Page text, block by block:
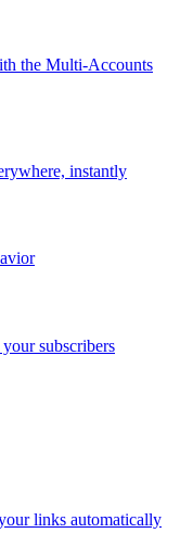
the Multi-Accounts
instantly
subscribers
links automatically